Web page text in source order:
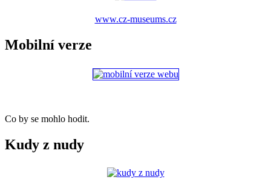
www.cz-museums.cz
Mobilní verze
Co by se mohlo hodit.
Kudy z nudy